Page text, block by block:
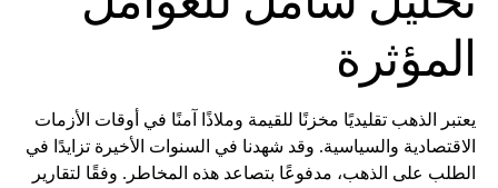
المؤثرة
يعتبر الذهب تقليديًا مخزنًا للقيمة وملاذًا آمنًا في أوقات الأزمات
الاقتصادية والسياسية. وقد شهدنا في السنوات الأخيرة تزايدًا في
الطلب على الذهب، مدفوعًا بتصاعد هذه المخاطر. وفقًا لتقارير